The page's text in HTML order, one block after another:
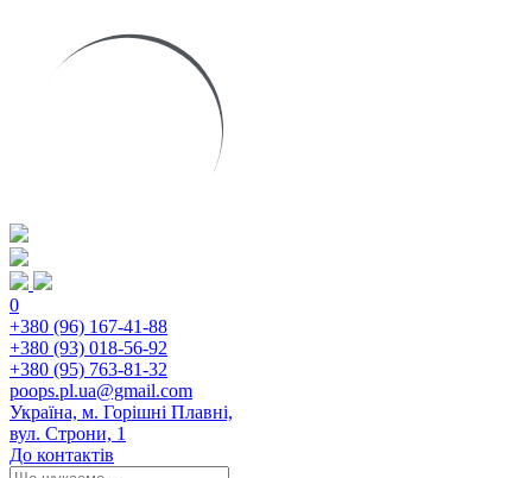
0
+380 (96) 167-41-88
+380 (93) 018-56-92
+380 (95) 763-81-32
poops.pl.ua@gmail.com
Україна, м. Горішні Плавні,
вул. Строни, 1
До контактів